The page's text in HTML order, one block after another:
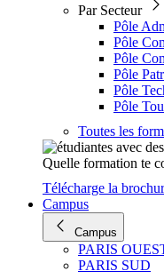
Par Secteur
Pôle
Pôle
Pôle
Pôle
Pôle
Pôle
Toutes les
Quelle formation te
Télécharge la
Campus
Campus
PARIS
PARIS SUD